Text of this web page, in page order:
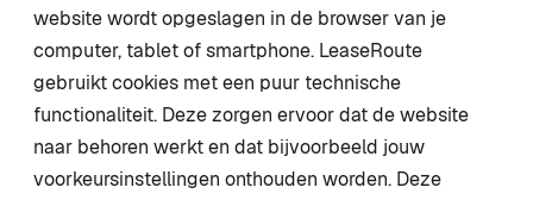
website wordt opgeslagen in de browser van je
computer, tablet of smartphone. LeaseRoute
gebruikt cookies met een puur technische
functionaliteit. Deze zorgen ervoor dat de website
naar behoren werkt en dat bijvoorbeeld jouw
voorkeursinstellingen onthouden worden. Deze